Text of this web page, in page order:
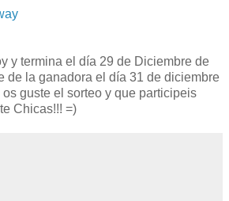
y termina el día 29 de Diciembre de
de la ganadora el día 31 de diciembre
guste el sorteo y que participeis
Chicas!!! =)